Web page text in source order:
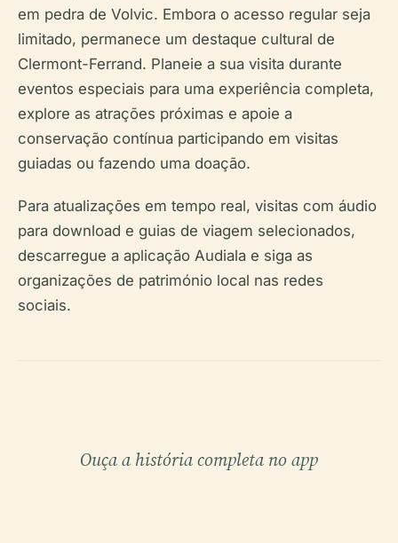
em pedra de Volvic. Embora o acesso regular seja
limitado, permanece um destaque cultural de
Clermont-Ferrand. Planeie a sua visita durante
eventos especiais para uma experiência completa,
explore as atrações próximas e apoie a
conservação contínua participando em visitas
guiadas ou fazendo uma doação.
Para atualizações em tempo real, visitas com áudio
para download e guias de viagem selecionados,
descarregue a aplicação Audiala e siga as
organizações de património local nas redes
sociais.
Ouça a história completa no app